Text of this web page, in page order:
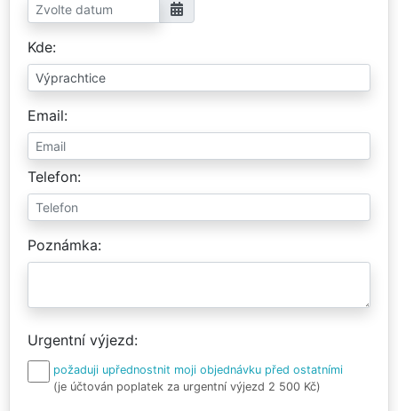
Kde
Email
Telefon
Poznámka
Urgentní výjezd
požaduji upřednostnit moji objednávku před ostatními
(je účtován poplatek za urgentní výjezd 2 500 Kč)